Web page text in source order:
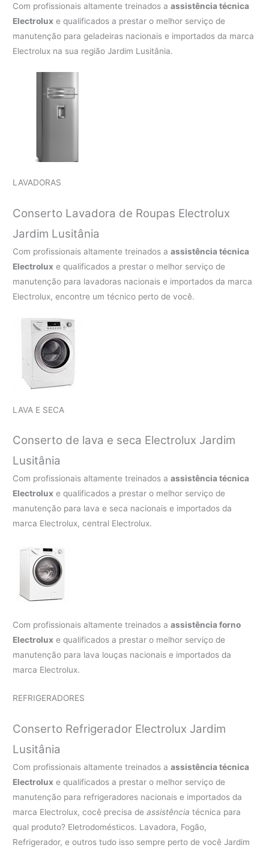
Com profissionais altamente treinados aassistência técnica
Electrolux e qualificados a prestar o melhor serviço de
manutenção para geladeiras nacionais e importados da marca
Electrolux na sua região Jardim Lusitânia.
LAVADORAS
Conserto Lavadora de Roupas Electrolux
Jardim Lusitânia
Com profissionais altamente treinados aassistência técnica
Electrolux e qualificados a prestar o melhor serviço de
manutenção para lavadoras nacionais e importados da marca
Electrolux, encontre um técnico perto de você.
LAVA E SECA
Conserto de lava e seca Electrolux Jardim
Lusitânia
Com profissionais altamente treinados aassistência técnica
Electrolux e qualificados a prestar o melhor serviço de
manutenção para lava e seca nacionais e importados da
marca Electrolux, central Electrolux.
Com profissionais altamente treinados aassistência forno
Electrolux e qualificados a prestar o melhor serviço de
manutenção para lava louças nacionais e importados da
marca Electrolux.
REFRIGERADORES
Conserto Refrigerador Electrolux Jardim
Lusitânia
Com profissionais altamente treinados aassistência técnica
Electrolux e qualificados a prestar o melhor serviço de
manutenção para refrigeradores nacionais e importados da
marca Electrolux, cocê precisa deassistência técnica para
qual produto? Eletrodomésticos. Lavadora, Fogão,
Refrigerador, e outros tudo isso sempre perto de você Jardim